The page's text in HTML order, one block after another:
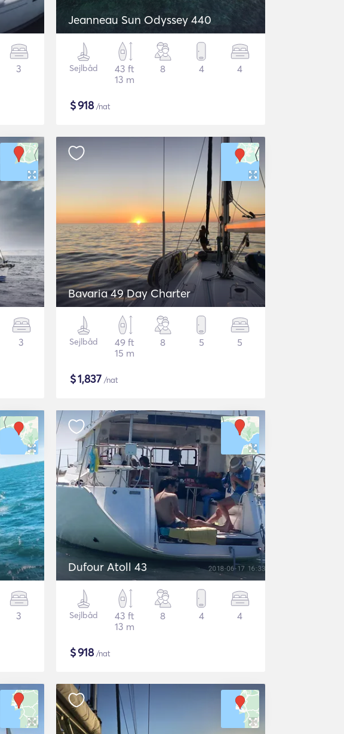
3
Jeanneau Sun Odyssey 440
Sejlbåd
43 ft
13 m
8 4 4
$918/nat
3
Bavaria 49 Day Charter
Sejlbåd
49 ft
15 m
8 5 5
$1,837 /nat
3
Dufour Atoll 43
Sejlbåd
43 ft
13 m
8 4 4
$918/nat